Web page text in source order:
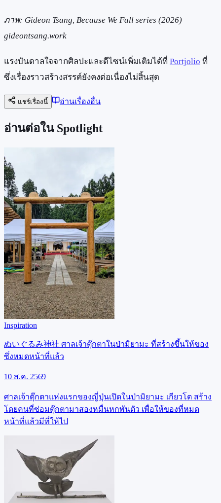
ภาพ: Gideon Tsang, Because We Fall series (2026)
gideontsang.work
แรงบันดาลใจจากศิลปะและดีไซน์เพิ่มเติมได้ที่ Portjolio ที่
ซึ่งเรื่องราวสร้างสรรค์ยังคงต่อเนื่องไม่สิ้นสุด
แชร์เรื่องนี้ อ่านเรื่องอื่น
อ่านต่อใน Spotlight
Inspiration
ぬいぐるみ神社 ศาลเจ้าตุ๊กตาในป่ามิยามะ ที่สร้างขึ้นให้ของ
ซึ่งหมดหน้าที่แล้ว
10 ส.ค. 2569
ศาลเจ้าตุ๊กตาแห่งแรกของญี่ปุ่นเปิดในป่ามิยามะ เกียวโต สร้าง
โดยคนที่ซ่อมตุ๊กตามาสองหมื่นหกพันตัว เพื่อให้ของที่หมด
หน้าที่แล้วมีที่ให้ไป